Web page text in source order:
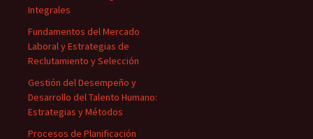
Integrales
Fundamentos del Mercado
Laboral y Estrategias de
Reclutamiento y Selección
Gestión del Desempeño y
Desarrollo del Talento Humano:
Estrategias y Métodos
Procesos de Planificación